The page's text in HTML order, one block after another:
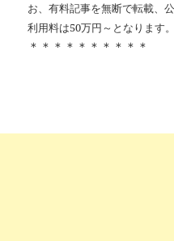
お、有料記事を無断で転載、
利用料は50万円～となります。
＊＊＊＊＊＊＊＊＊＊